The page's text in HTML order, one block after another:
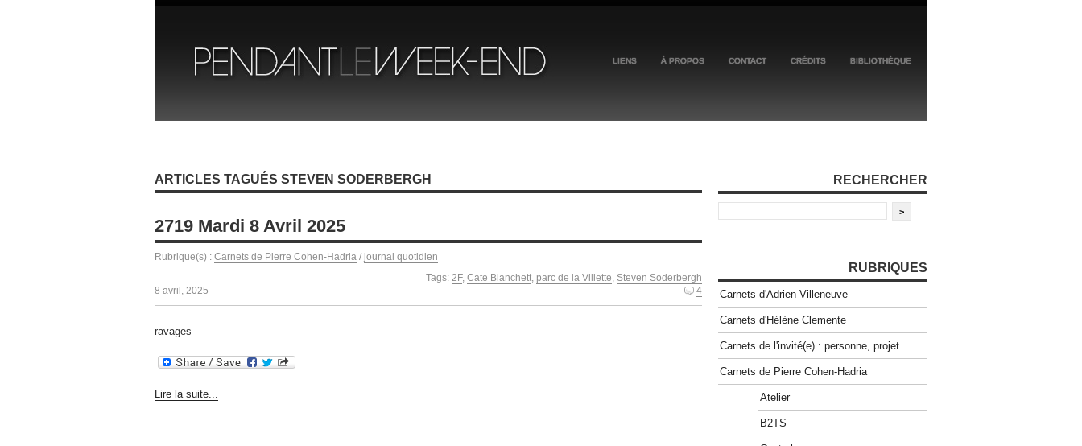
LIENS À PROPOS CONTACT CRÉDITS BIBLIOTHÈQUE
ARTICLES TAGUÉS STEVEN SODERBERGH
2719 Mardi 8 Avril 2025
Rubrique(s) : Carnets de Pierre Cohen-Hadria / journal quotidien
Tags: 2F, Cate Blanchett, parc de la Villette, Steven Soderbergh
8 avril, 2025
4
ravages
Lire la suite...
RECHERCHER
RUBRIQUES
Carnets d'Adrien Villeneuve
Carnets d'Hélène Clemente
Carnets de l'invité(e) : personne, projet
Carnets de Pierre Cohen-Hadria
Atelier
B2TS